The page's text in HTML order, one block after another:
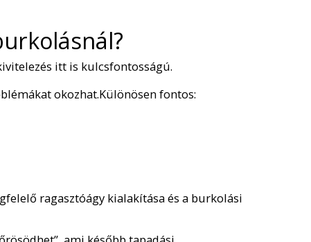
itt is kulcsfontosságú.
okozhat.Különösen fontos:
ragasztóágy kialakítása és a burkolási